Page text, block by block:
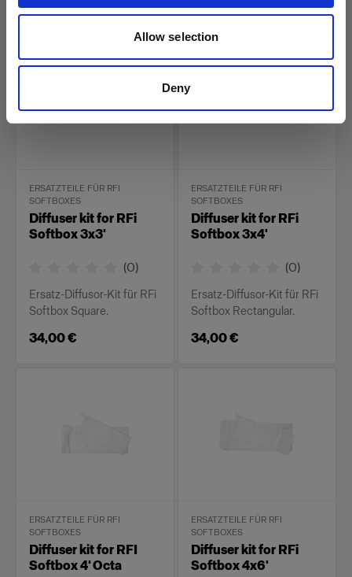
Allow selection
Deny
26,00 € 34,00 €
ERSATZTEILE FÜR RFI
SOFTBOXES
Diffuser kit for RFi
Softbox 3x3'
(0)
Ersatz-Diffusor-Kit für RFi
Softbox Square.
34,00 €
ERSATZTEILE FÜR RFI
SOFTBOXES
Diffuser kit for RFi
Softbox 3x4'
(0)
Ersatz-Diffusor-Kit für RFi
Softbox Rectangular.
34,00 €
ERSATZTEILE FÜR RFI
SOFTBOXES
Diffuser kit for RFI
Softbox 4' Octa
ERSATZTEILE FÜR RFI
SOFTBOXES
Diffuser kit for RFi
Softbox 4x6'